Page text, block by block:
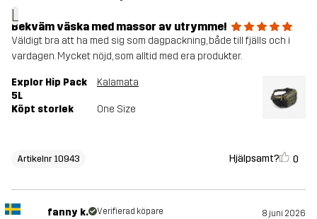
L
Bekväm väska med massor av utrymme!
Väldigt bra att ha med sig som dagpackning, både till fjälls och i
vardagen. Mycket nöjd, som alltid med era produkter.
Explor Hip Pack
5L
Kalamata
Köpt storlek One Size
Artikelnr 10943 Hjälpsamt? 0
fanny k. Verifierad köpare 8 juni 2026